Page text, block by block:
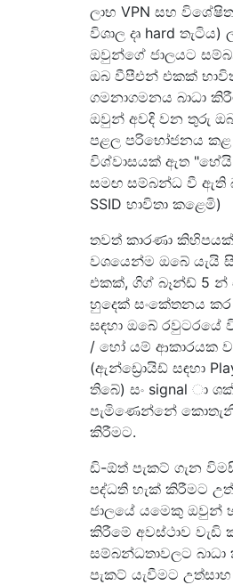
ලාභ VPN සහ විශේෂිත
විශාල දෘ hard
ඔවුන්ගේ ජාලයට
ඔබ වීපීඑන් එකක්
ගමනාගමනය බාධා
ඔවුන් අවදි වන තුරු
පළල පරිභෝජනය කළ
විශ්වාසයක් ඇත
සමඟ සම්බන්ධ වී ඇති
SSID භාවිතා කළෙමි)
තවත් කාරණා
වශයෙන්ම ඔබේ යැයි
එකක්, ගිග් බෑන්ඩ් 5
හුදෙක් සංකේතනය කර
සඳහා ඔබේ රවුටරයේ
/ හෝ යම් ආකාරයක
(ඇන්ඩ්‍රොයිඩ් සඳහා
තිබේ) සං signal ා
පැමිණෙන්නේ
කිරීමට.
ඩි-ඕත් පැකට් ගැන
පද්ධති හැක් කිරීමට
ජාලයේ යමෙකු ඔවුන්
කිරීමේ අවස්ථාව වැඩි
සම්බන්ධතාවලට බාධා
පැකට් යැවීමට